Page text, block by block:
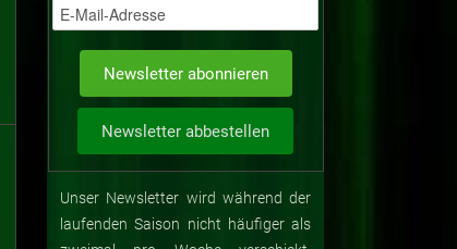
Unser Newsletter wird während der
laufenden Saison nicht häufiger als